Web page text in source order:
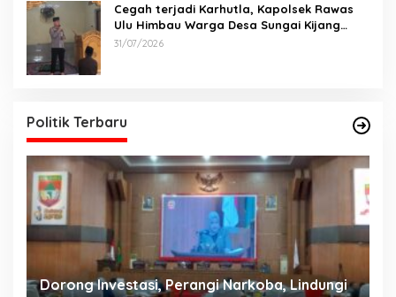
Cegah terjadi Karhutla, Kapolsek Rawas
Ulu Himbau Warga Desa Sungai Kijang
Sesuai Maklumat Kapolda Sumsel
31/07/2026
Politik Terbaru
Dorong Investasi, Perangi Narkoba, Lindungi